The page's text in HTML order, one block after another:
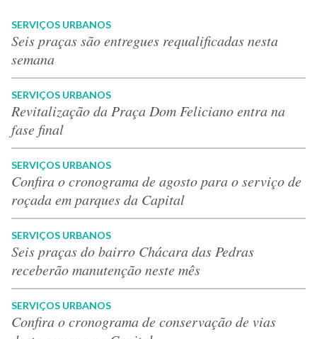
SERVIÇOS URBANOS
Seis praças são entregues requalificadas nesta
semana
SERVIÇOS URBANOS
Revitalização da Praça Dom Feliciano entra na
fase final
SERVIÇOS URBANOS
Confira o cronograma de agosto para o serviço de
roçada em parques da Capital
SERVIÇOS URBANOS
Seis praças do bairro Chácara das Pedras
receberão manutenção neste mês
SERVIÇOS URBANOS
Confira o cronograma de conservação de vias